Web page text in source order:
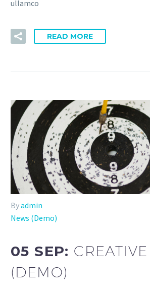
ullamco
READ MORE
Byadmin
News (Demo)
05 SEP:
(DEMO)